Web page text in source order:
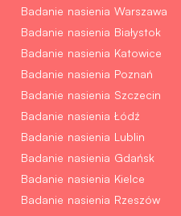
Badanie nasienia Warszawa
Badanie nasienia Białystok
Badanie nasienia Katowice
Badanie nasienia Poznań
Badanie nasienia Szczecin
Badanie nasienia Łódź
Badanie nasienia Lublin
Badanie nasienia Gdańsk
Badanie nasienia Kielce
Badanie nasienia Rzeszów